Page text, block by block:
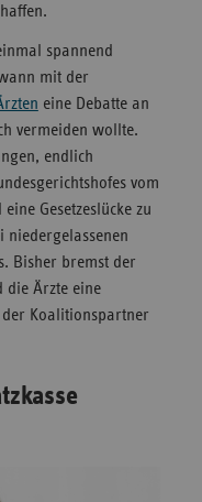
spannend
mit der
eine Debatte an
vermeiden wollte.
endlich
vom
Gesetzeslücke zu
niedergelassenen
Bisher bremst der
die Ärzte eine
Koalitionspartner